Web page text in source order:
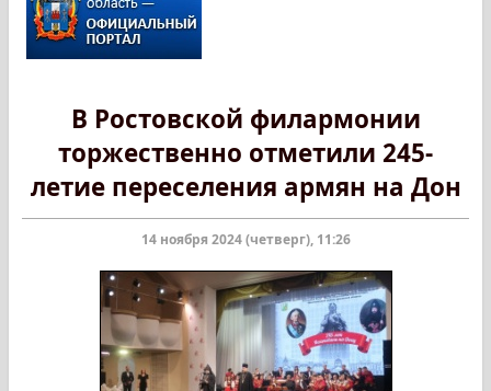
В Ростовской филармонии
торжественно отметили 245-
летие переселения армян на Дон
14 ноября 2024 (четверг), 11:26